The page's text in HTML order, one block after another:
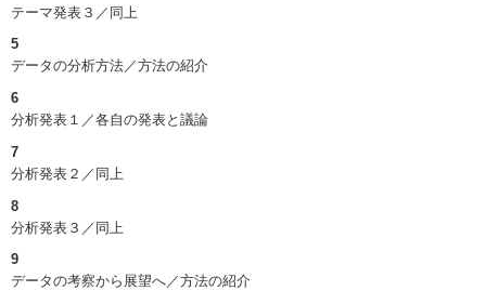
テーマ発表３／同上
5
データの分析方法／方法の紹介
6
分析発表１／各自の発表と議論
7
分析発表２／同上
8
分析発表３／同上
9
データの考察から展望へ／方法の紹介